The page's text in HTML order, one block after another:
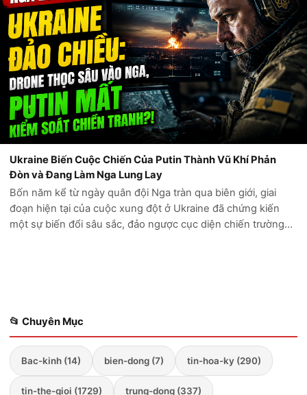
Ukraine Biến Cuộc Chiến Của Putin Thành Vũ Khí Phản
Đòn và Đang Làm Nga Lung Lay
Bốn năm kể từ ngày quân đội Nga tràn qua biên giới, giai
đoạn hiện tại của cuộc xung đột ở Ukraine đã chứng kiến
một sự biến đổi sâu sắc, đảo ngược cục diện chiến trường
📂 Chuyên Mục
Bac-kinh (14) bien-dong (7) tin-hoa-ky (290)
tin-the-gioi (1729) trung-dong (337)